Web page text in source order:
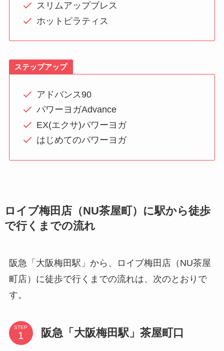
スリムアップブレス
ホットピラティス
ステップアップ
アドバンス90
パワーヨガAdvance
EX(エクサ)パワーヨガ
はじめてのパワーヨガ
ロイブ梅田店（NU茶屋町）に駅から徒歩
で行くまでの流れ
阪急「大阪梅田駅」から、ロイブ梅田店（NU茶屋
町店）に徒歩で行くまでの流れは、次のとおりで
す。
STEP 阪急「大阪梅田駅」茶屋町口